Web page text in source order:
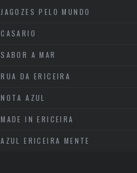
JAGOZES PELO MUNDO
CASARIO
SABOR A MAR
RUA DA ERICEIRA
NOTA AZUL
MADE IN ERICEIRA
AZUL ERICEIRA MENTE